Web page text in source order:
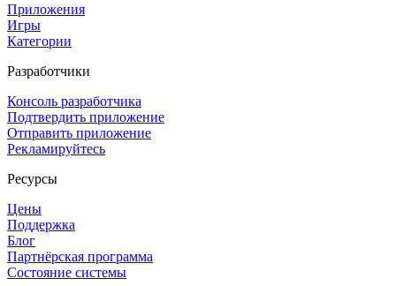
Приложения
Игры
Категории
Разработчики
Консоль разработчика
Подтвердить приложение
Отправить приложение
Рекламируйтесь
Ресурсы
Цены
Поддержка
Блог
Партнёрская программа
Состояние системы